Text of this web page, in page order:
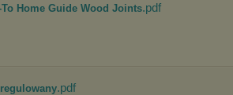
To Home Guide Wood Joints.pdf
.pdf